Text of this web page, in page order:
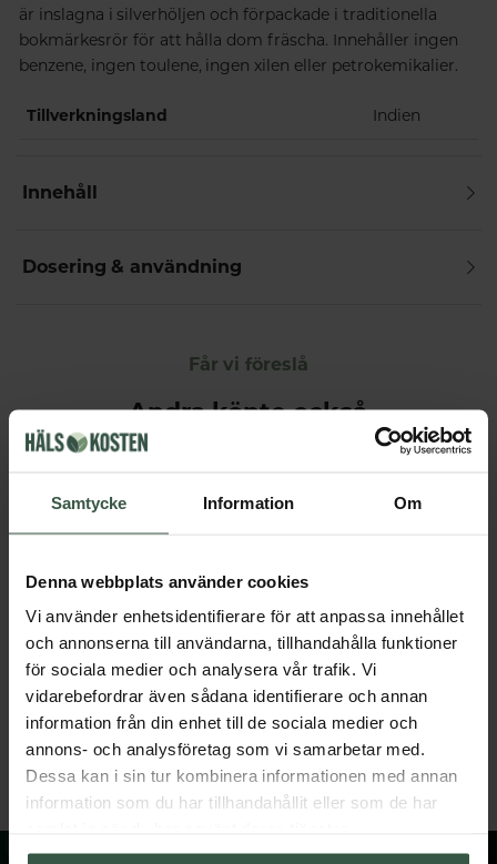
Samtycke Information Om
Denna webbplats använder cookies
Vi använder enhetsidentifierare för att anpassa innehållet
och annonserna till användarna, tillhandahålla funktioner
för sociala medier och analysera vår trafik. Vi
vidarebefordrar även sådana identifierare och annan
information från din enhet till de sociala medier och
annons- och analysföretag som vi samarbetar med.
Dessa kan i sin tur kombinera informationen med annan
information som du har tillhandahållit eller som de har
är inslagna i silverhöljen och förpackade i traditionella
bokmärkesrör för att hålla dom fräscha. Innehåller ingen
benzene, ingen toulene, ingen xilen eller petrokemikalier.
Tillverkningsland Indien
Innehåll
Dosering & användning
Får vi föreslå
Andra köpte också
Rökelse Patchouli 10st
Golden Lotus
84 kr
LÄGG I VARUKORGEN
Salvia rökelsebunt 20g
Crearome
99 kr
LÄGG I VARUKORGEN